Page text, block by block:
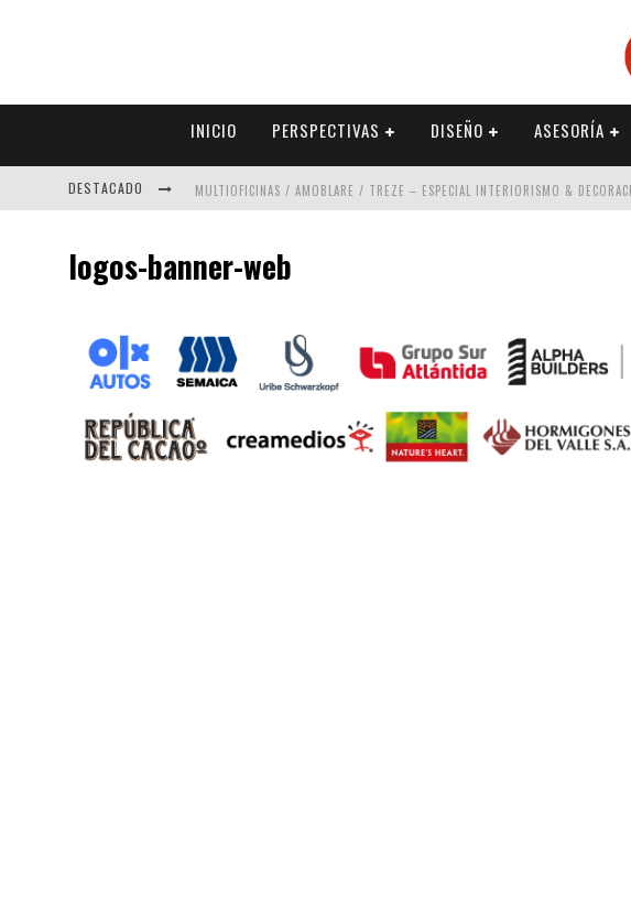
INICIO PERSPECTIVAS DISEÑO ASESORÍA
DESTACADO MULTIOFICINAS / AMOBLARE / TREZE – ESPECIAL INTERIORISMO &
COLINEAL – ESPECIAL INTERIORISMO & DECORACIÓN 2026
logos-banner-web